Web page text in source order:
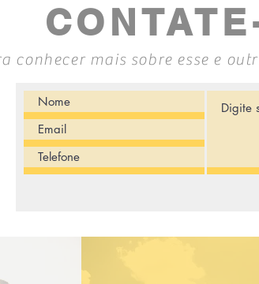
conhecer mais sobre esse e